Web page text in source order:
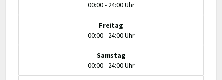
00:00 - 24:00 Uhr
Freitag
00:00 - 24:00 Uhr
Samstag
00:00 - 24:00 Uhr